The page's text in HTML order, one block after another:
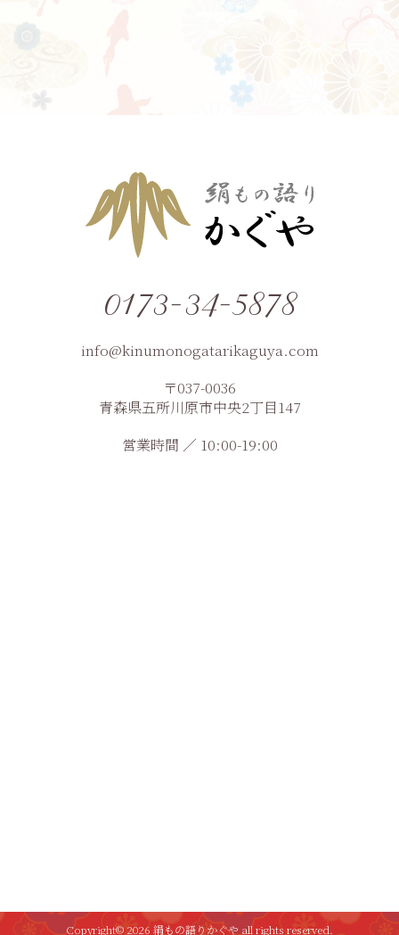
0173-34-5878
info@kinumonogatarikaguya.com
〒037-0036
青森県五所川原市中央2丁目147
営業時間 ／ 10:00-19:00
Copyright© 2026 絹もの語りかぐや all rights reserved.